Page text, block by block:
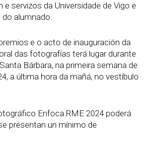
e servizos da Universidade de Vigo e
alumnado.
e o acto de inauguración da
das fotografías terá lugar durante
Bárbara, na primeira semana de
a última hora da mañá, no vestíbulo
Enfoca.RME 2024 poderá
presentan un mínimo de